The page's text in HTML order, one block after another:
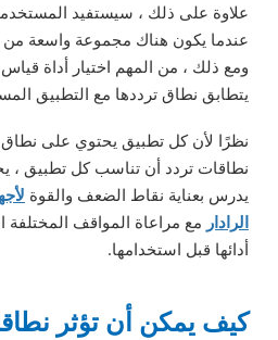
علاوة على ذلك ، سيستفيد
عندما يكون هناك مجموعة واسعة من
ومع ذلك ، من المهم اختيار أداة
يتطابق نطاق ترددها مع التطبيق
نظرًا لأن كل تطبيق يحتوي على نطاق
نطاقات تردد أن تناسب كل تطبيق
يدرس بعناية نقاط الضعف والقوة
الرادار مع مراعاة المواقف المختلفة
أدائها قبل استخدامها.
كيف يمكن أن تؤثر